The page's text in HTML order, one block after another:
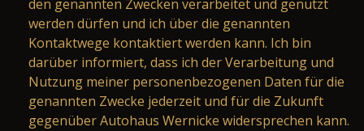
den genannten Zwecken verarbeitet und genutzt
werden dürfen und ich über die genannten
Kontaktwege kontaktiert werden kann. Ich bin
darüber informiert, dass ich der Verarbeitung und
Nutzung meiner personenbezogenen Daten für die
genannten Zwecke jederzeit und für die Zukunft
gegenüber Autohaus Wernicke widersprechen kann.